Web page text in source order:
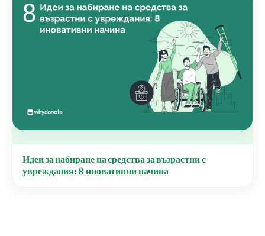
Идеи за набиране на средства за възрастни с
увреждания: 8 иновативни начина